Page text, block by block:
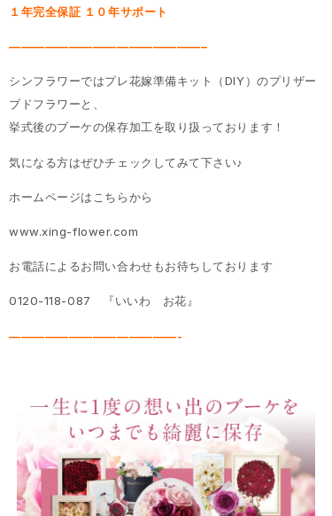
１年完全保証 １０年サポート
————————————————–
シンフラワーではプレ花嫁準備キット（DIY）のプリザー
ブドフラワーと、
挙式後のブーケの保存加工を取り扱っております！
気になる方はぜひチェックしてみて下さい♪
ホームページはこちらから
www.xing-flower.com
お電話によるお問い合わせもお待ちしております
0120-118-087 『いいわ お花』
——————————————-